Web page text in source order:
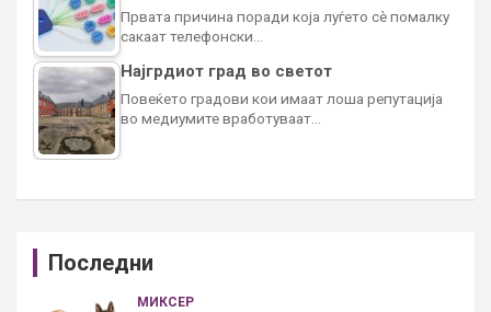
Првата причина поради која луѓето сè помалку
сакаат телефонски…
Најгрдиот град во светот
Повеќето градови кои имаат лоша репутација
во медиумите вработуваат…
Последни
МИКСЕР